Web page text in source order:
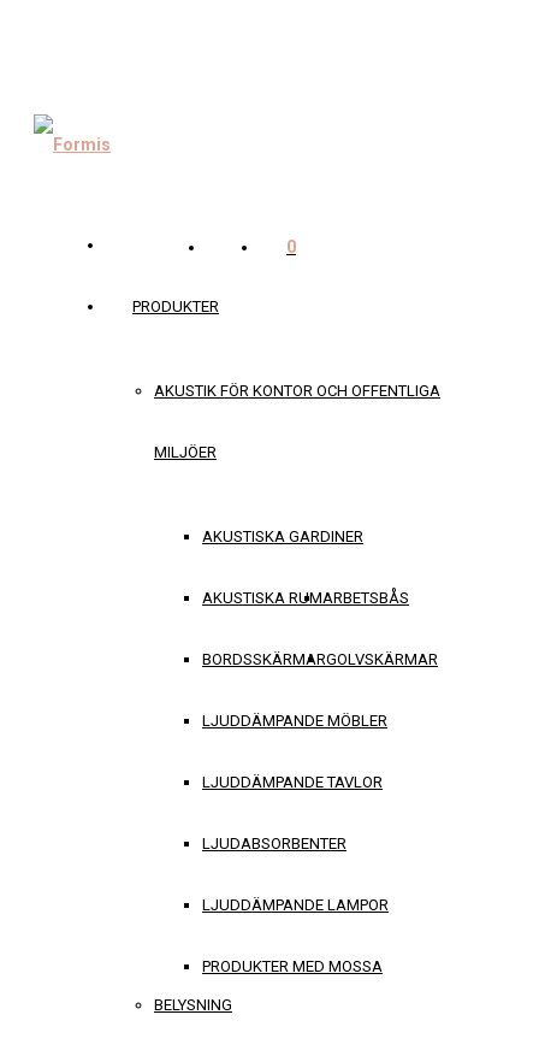
PRODUKTER
AKUSTIK FÖR KONTOR OCH OFFENTLIGA
MILJÖER
AKUSTISKA GARDINER
AKUSTISKA RUMARBETSBÅS
BORDSSKÄRMARGOLVSKÄRMAR
LJUDDÄMPANDE MÖBLER
LJUDDÄMPANDE TAVLOR
LJUDABSORBENTER
LJUDDÄMPANDE LAMPOR
PRODUKTER MED MOSSA
BELYSNING
0